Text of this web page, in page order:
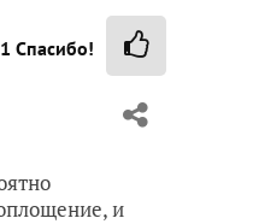
1 Спасибо!
и